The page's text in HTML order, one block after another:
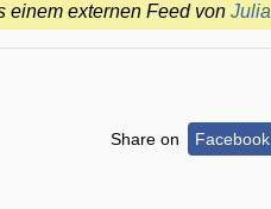
einem externen Feed vonJulia
Share on Facebook